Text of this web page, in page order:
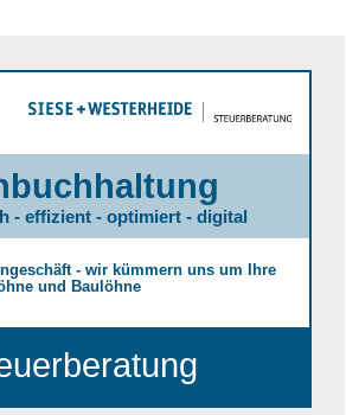
- effizient - optimiert - digital
- wir kümmern uns um Ihre
und Baulöhne